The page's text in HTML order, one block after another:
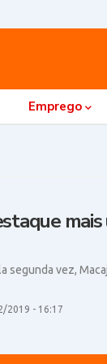
Emprego
segunda vez,
2019 - 16:17